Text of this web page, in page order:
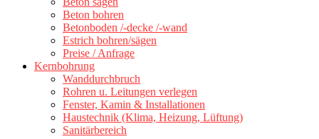
Beton bohren
Betonboden /-decke /-wand
Estrich bohren/sägen
Preise / Anfrage
Kernbohrung
Wanddurchbruch
Rohren u. Leitungen verlegen
Fenster, Kamin & Installationen
Haustechnik (Klima, Heizung, Lüftung)
Sanitärbereich